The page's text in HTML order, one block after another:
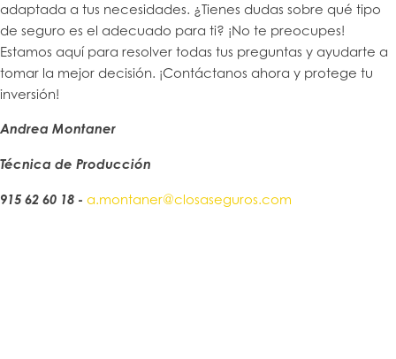
adaptada a tus necesidades. ¿Tienes dudas sobre qué tipo
de seguro es el adecuado para ti? ¡No te preocupes!
Estamos aquí para resolver todas tus preguntas y ayudarte a
tomar la mejor decisión. ¡Contáctanos ahora y protege tu
inversión!
Andrea Montaner
Técnica de Producción
915 62 60 18 - a.montaner@closaseguros.com